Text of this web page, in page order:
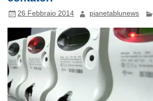
26 Febbraio 2014 pianetablunews